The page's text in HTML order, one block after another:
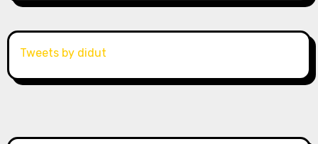
Tweets by didut